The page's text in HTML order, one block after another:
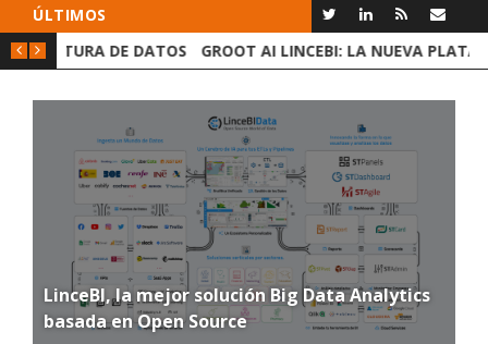
ÚLTIMOS
GROOT AI LINCEBI: LA NUEVA PLATAFORMA
LinceBI, la mejor solución Big Data Analytics
basada en Open Source